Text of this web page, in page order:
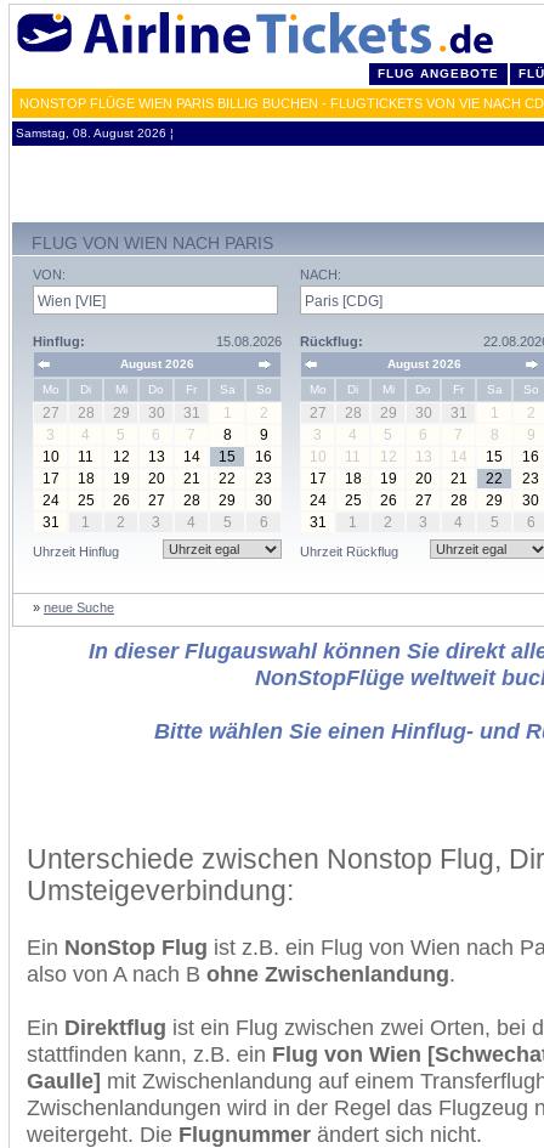
FLUG ANGEBOTE
NONSTOP FLÜGE WIEN PARIS BILLIG BUCHEN - FLUGTICKETS VON VIE NACH
Samstag, 08. August 2026 ¦
FLUG VON WIEN NACH PARIS
VON:
Hinflug: 15.08.2026
August 2026
Mo
Di Mi Do Fr Sa So
27 28 29 30 31 1
2
3
4 5 6 7 8
9
10
11 12 13 14 15
16
17
18 19 20 21 22
23
24
25 26 27 28 29
30
31
1 2 3 4 5 6
Uhrzeit Hinflug
NACH:
Rückflug:
August 2026
Mo
Di Mi Do Fr Sa So
27 28 29 30 31 1
2
3
4 5 6 7 8
9
10
11 12 13 14 15
16
17
18 19 20 21 22
23
24
25 26 27 28 29
30
31
1 2 3 4 5 6
Uhrzeit Rückflug
» neue Suche
In dieser Flugauswahl können Sie direkt
NonStopFlüge weltweit
Bitte wählen Sie einen Hinflug- und
Unterschiede zwischen Nonstop Flug,
Umsteigeverbindung:
Ein NonStop Flug ist z.B. ein Flug von Wien nach
also von A nach B ohne Zwischenlandung.
Ein Direktflug ist ein Flug zwischen zwei Orten, bei
stattfinden kann, z.B. ein Flug von Wien
Gaulle] mit Zwischenlandung auf einem
Zwischenlandungen wird in der Regel das Flugzeug
weitergeht. Die Flugnummer ändert sich nicht.